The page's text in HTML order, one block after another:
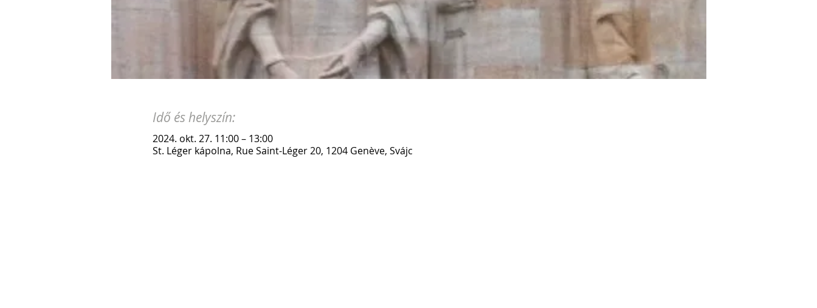
Idő és helyszín:
2024. okt. 27. 11:00 – 13:00
St. Léger kápolna, Rue Saint-Léger 20, 1204 Genève, Svájc